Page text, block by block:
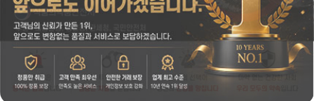
필
요
니
Q&A
파
워
제
입금확인이 안되는 상황을 대비해 꼭 입금후 고객센터 연락바랍니다.
[2026구정 연휴]설 연휴 배송 및 휴무 안내